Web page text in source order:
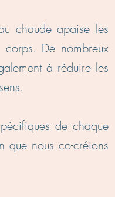
chaude apaise les
De nombreux
à réduire les
de chaque
que nous co-créions